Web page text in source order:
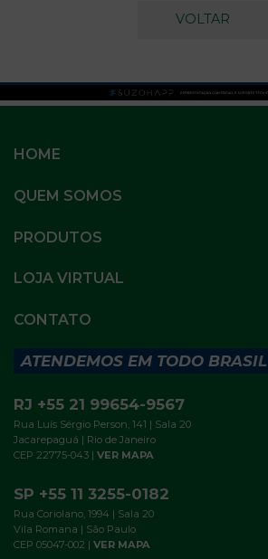
VOLTAR
HOME
QUEM SOMOS
PRODUTOS
LOJA VIRTUAL
CONTATO
ATENDEMOS EM TODO BRASIL
RJ +55 21 99654-9567
Rua Luís Sérgio Person, 141 | Sala 20
Jacarepaguá | Rio de Janeiro
CEP 22775-043 | VER MAPA
SP +55 11 3255-0182
Rua Coriolano, 1994 | Sala 20
Vila Romana | São Paulo
CEP 05047-002 | VER MAPA